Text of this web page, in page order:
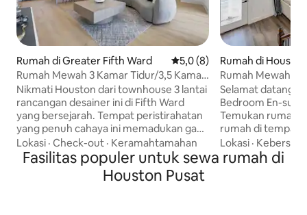
Rumah di Greater Fifth Ward Nilai rata-rata 5,0 dari 5, 8
5,0 (8)
Rumah Mewah 3 Kamar Tidur/3,5 Kamar
Mandi dengan Garasi 2 Mobil Beberapa
Menit ke Pusat Kota
Nikmati Houston dari townhouse 3 lantai
rancangan desainer ini di Fifth Ward
yang bersejarah. Tempat peristirahatan
yang penuh cahaya ini memadukan gaya
kontemporer dengan kenyamanan yang
mendalam, dengan 3 kamar tidur, 3,5
kamar mandi, dan garasi pribadi untuk 2
Lokasi · Check-out · Keramahtamahan
Rumah di
Rumah Mewah 3
Kamar Mandi
| NRG/Med
Selamat datang
Bedroom En-
Temukan rumah
rumah di tempat
menakjubkan ini
terbaik Houston.
yang apik,
Lokasi ·
Fasilitas populer untuk sewa rumah di
Houston Pusat